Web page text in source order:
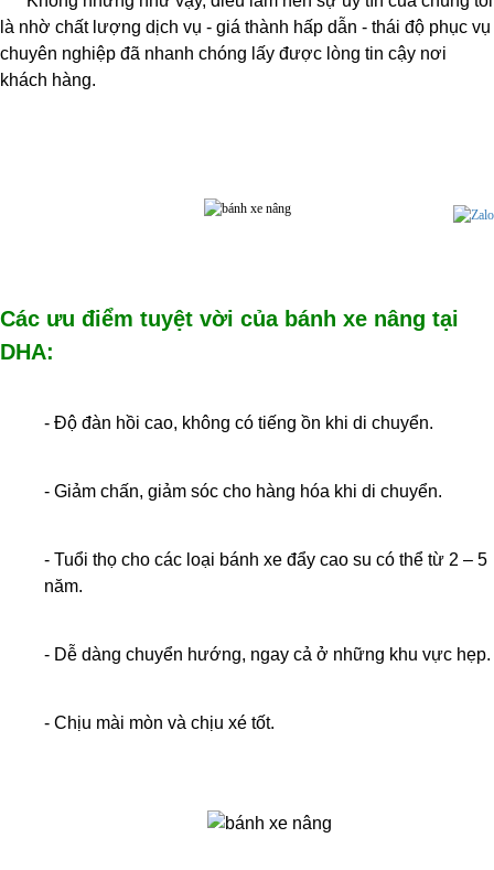
là nhờ chất lượng dịch vụ - giá thành hấp dẫn - thái độ phục vụ
chuyên nghiệp đã nhanh chóng lấy được lòng tin cậy nơi
khách hàng.
Các ưu điểm tuyệt vời của bánh xe nâng tại
DHA:
- Độ đàn hồi cao, không có tiếng ồn khi di chuyển.
- Giảm chấn, giảm sóc cho hàng hóa khi di chuyển.
- Tuổi thọ cho các loại bánh xe đẩy cao su có thể từ 2 – 5
năm.
- Dễ dàng chuyển hướng, ngay cả ở những khu vực hẹp.
- Chịu mài mòn và chịu xé tốt.